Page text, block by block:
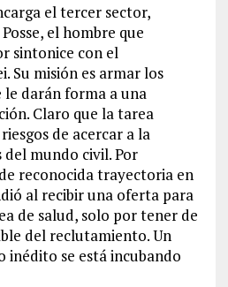
el tercer sector,
el hombre que
sintonice con el
Su misión es armar los
le darán forma a una
Claro que la tarea
de acercar a la
mundo civil. Por
reconocida trayectoria en
al recibir una oferta para
de salud, solo por tener de
del reclutamiento. Un
se está incubando